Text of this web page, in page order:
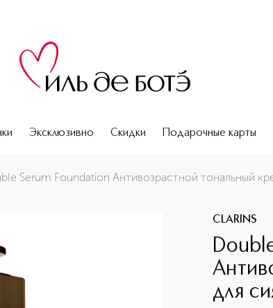
Эксклюзивно Скидки Подарочные карты
и ухода за кожей лица
Serum Foundation Антивозрастной тональный
CLARINS
для